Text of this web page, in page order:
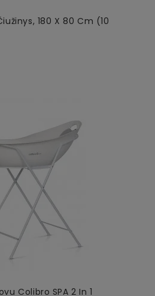
180 X 80 Cm (10
Colibro SPA 2 In 1